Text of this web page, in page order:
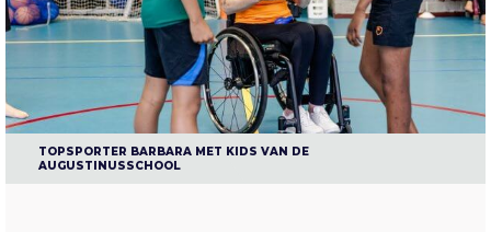
TOPSPORTER BARBARA MET KIDS VAN DE
AUGUSTINUSSCHOOL